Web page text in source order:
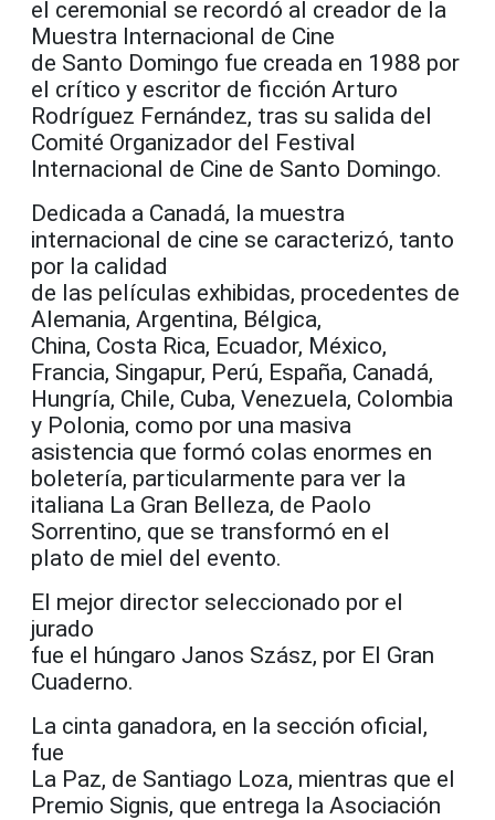
el ceremonial se recordó al creador de la
Muestra Internacional de Cine
de Santo Domingo fue creada en 1988 por
el crítico y escritor de ficción Arturo
Rodríguez Fernández, tras su salida del
Comité Organizador del Festival
Internacional de Cine de Santo Domingo.
Dedicada a Canadá, la muestra
internacional de cine se caracterizó, tanto
por la calidad
de las películas exhibidas, procedentes de
Alemania, Argentina, Bélgica,
China, Costa Rica, Ecuador, México,
Francia, Singapur, Perú, España, Canadá,
Hungría, Chile, Cuba, Venezuela, Colombia
y Polonia, como por una masiva
asistencia que formó colas enormes en
boletería, particularmente para ver la
italiana La Gran Belleza, de Paolo
Sorrentino, que se transformó en el
plato de miel del evento.
El mejor director seleccionado por el
jurado
fue el húngaro Janos Szász, por El Gran
Cuaderno.
La cinta ganadora, en la sección oficial,
fue
La Paz, de Santiago Loza, mientras que el
Premio Signis, que entrega la Asociación